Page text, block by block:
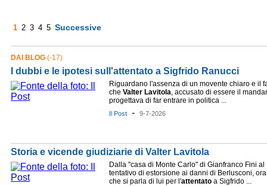
1 2 3 4 5 Successive
DAI BLOG (-17)
I dubbi e le ipotesi sull'attentato a Sigfrido Ranucci
Riguardano l'assenza di un movente chiaro e il
che Valter Lavitola, accusato di essere il
progettava di far entrare in politica ...
Il Post - 9-7-2026
Storia e vicende giudiziarie di Valter Lavitola
Dalla "casa di Monte Carlo" di Gianfranco Fini al
tentativo di estorsione ai danni di Berlusconi, ora
che si parla di lui per l'attentato a Sigfrido ...